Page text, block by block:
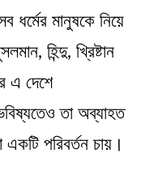
ধর্মের মানুষকে নিয়ে
হিন্দু, খ্রিষ্টান
এ দেশে
তা অব্যাহত
পরিবর্তন চায়।